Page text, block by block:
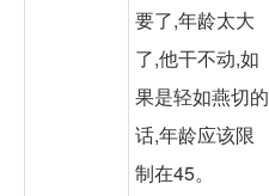
要了,年龄太大
了,他干不动,如
果是轻如燕切的
话,年龄应该限
制在45。